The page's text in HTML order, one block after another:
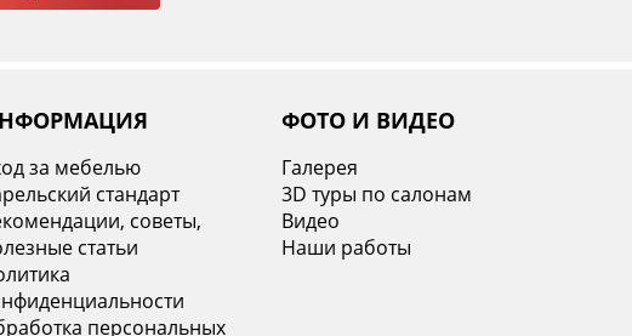
за мебелью
стандарт
советы,
статьи
персональных
ФОТО И ВИДЕО
Галерея
3D туры по салонам
Видео
Наши работы